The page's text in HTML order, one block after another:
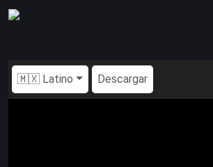
🇲🇽 Latino Descargar